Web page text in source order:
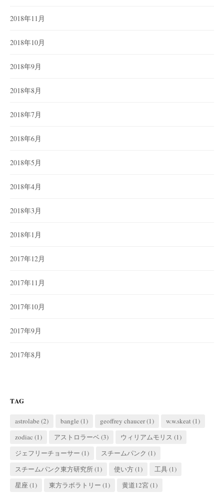
2018年11月
2018年10月
2018年9月
2018年8月
2018年7月
2018年6月
2018年5月
2018年4月
2018年3月
2018年1月
2017年12月
2017年11月
2017年10月
2017年9月
2017年8月
TAG
astrolabe (2) bangle (1) geoffrey chaucer(1) w.w.skeat(1)
zodiac (1) アストロラーベ(3) ウィリアムモリス (1)
ジェフリーチョーサー (1) スチームパンク (1)
スチームパンク東方研究所(1) 使い方(1) 工具(1)
星座 (1) 東方ラボラトリー (1) 黄道12宮(1)